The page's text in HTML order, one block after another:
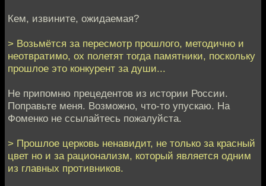
Кем, извините, ожидаемая?
> Возьмётся за пересмотр прошлого, методично и
неотвратимо, ох полетят тогда памятники, поскольку
прошлое это конкурент за души...
Не припомню прецедентов из истории России.
Поправьте меня. Возможно, что-то упускаю. На
Фоменко не ссылайтесь пожалуйста.
> Прошлое церковь ненавидит, не только за красный
цвет но и за рационализм, который является одним
из главных противников.